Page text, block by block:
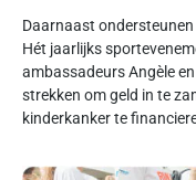
Daarnaast
Hét jaarlijks
ambassadeurs Angèle
strekken om geld in te
kinderkanker te